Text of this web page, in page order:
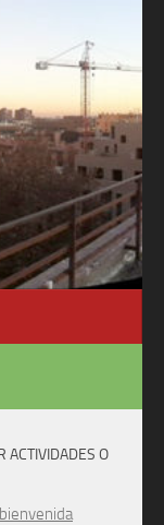
ACTIVIDADES O